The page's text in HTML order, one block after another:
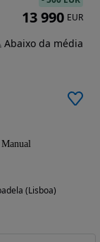
Manual
(Lisboa)
13 990 EUR
Abaixo da média